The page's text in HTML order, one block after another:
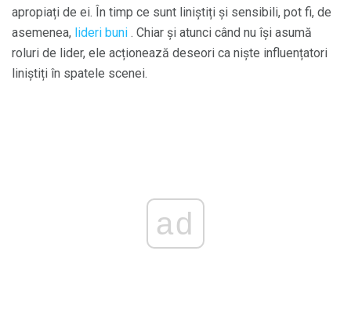
apropiați de ei. În timp ce sunt liniștiți și sensibili, pot fi, de
asemenea, lideri buni . Chiar și atunci când nu își asumă
roluri de lider, ele acționează deseori ca niște influențatori
liniștiți în spatele scenei.
ad